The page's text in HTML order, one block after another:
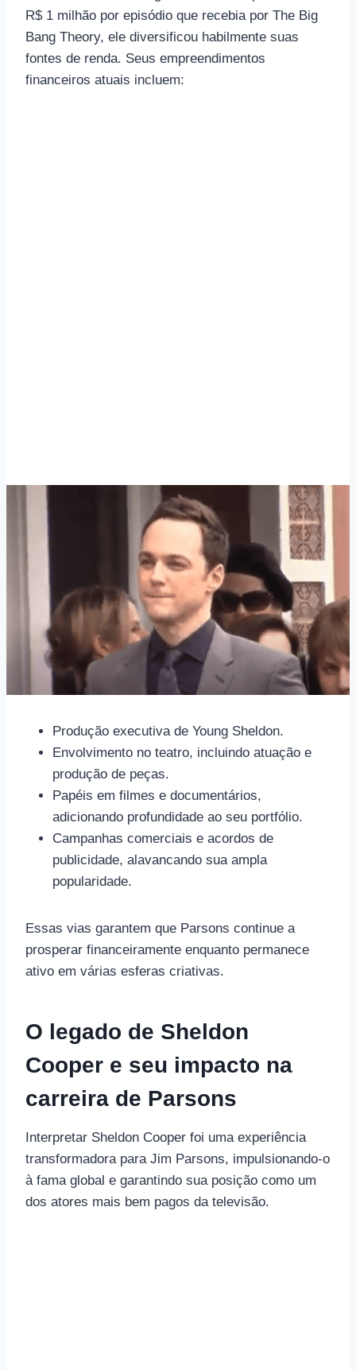
R$ 1 milhão por episódio que recebia por The Big
Bang Theory, ele diversificou habilmente suas
fontes de renda. Seus empreendimentos
financeiros atuais incluem:
Produção executiva de Young Sheldon.
Envolvimento no teatro, incluindo atuação e
produção de peças.
Papéis em filmes e documentários,
adicionando profundidade ao seu portfólio.
Campanhas comerciais e acordos de
publicidade, alavancando sua ampla
popularidade.
Essas vias garantem que Parsons continue a
prosperar financeiramente enquanto permanece
ativo em várias esferas criativas.
O legado de Sheldon
Cooper e seu impacto na
carreira de Parsons
Interpretar Sheldon Cooper foi uma experiência
transformadora para Jim Parsons, impulsionando-o
à fama global e garantindo sua posição como um
dos atores mais bem pagos da televisão.